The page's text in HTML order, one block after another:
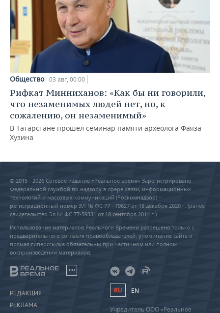
Общество 03 авг, 00:00
Рифкат Минниханов: «Как бы ни говорили,
что незаменимых людей нет, но, к
сожалению, он незаменимый»
В Татарстане прошел семинар памяти археолога Фаяза
Хузина
© 2015 - 2026 Сетевое издание «Реальное время» Зарегистрировано
Федеральной службой по надзору в сфере связи, информационных
технологий и массовых коммуникаций (Роскомнадзор) –
регистрационный номер ЭЛ № ФС 77 - 79627 от 18 декабря 2020 г. (ранее
свидетельство Эл № ФС 77-59331 от 18 сентября 2014 г.)
Использование материалов Реального Времени разрешено только с
предварительного согласия правообладателей, упоминание сайта и
прямая гиперссылка обязательны при частичном или полном
воспроизведении материалов.
18+
РЕДАКЦИЯ
РЕКЛАМА
RU EN
Учредитель ООО «Реальное